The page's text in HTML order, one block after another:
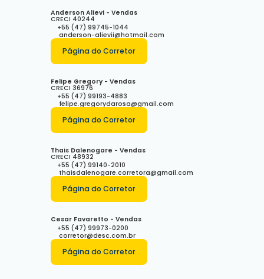
Anderson Alievi - Vendas
CRECI 40244
+55 (47) 99745-1044
anderson-alievii@hotmail.com
Página do Corretor
Felipe Gregory - Vendas
CRECI 36976
+55 (47) 99193-4883
felipe.gregorydarosa@gmail.com
Página do Corretor
Thais Dalenogare - Vendas
CRECI 48932
+55 (47) 99140-2010
thaisdalenogare.corretora@gmail.com
Página do Corretor
Cesar Favaretto - Vendas
+55 (47) 99973-0200
corretor@desc.com.br
Página do Corretor